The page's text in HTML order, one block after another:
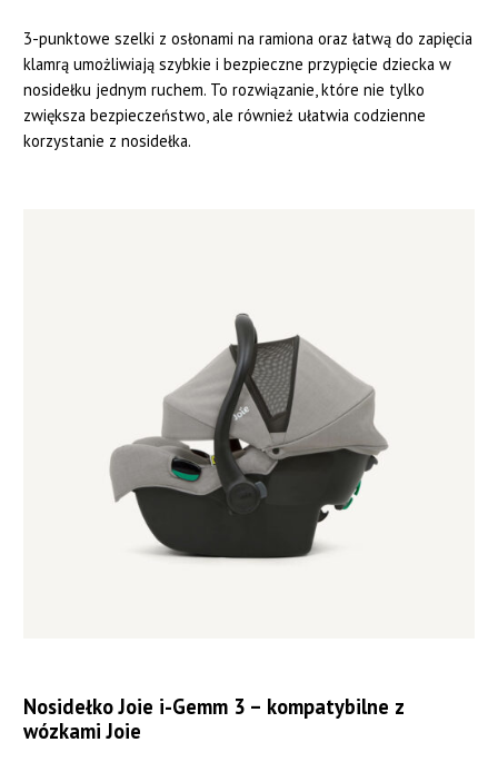
3-punktowe szelki z osłonami na ramiona oraz łatwą do zapięcia
klamrą umożliwiają szybkie i bezpieczne przypięcie dziecka w
nosidełku jednym ruchem. To rozwiązanie, które nie tylko
zwiększa bezpieczeństwo, ale również ułatwia codzienne
korzystanie z nosidełka.
Nosidełko Joie i-Gemm 3 – kompatybilne z
wózkami Joie